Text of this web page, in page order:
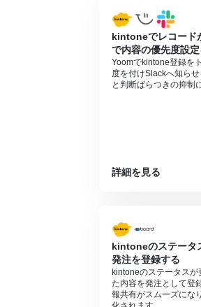
kintoneでレコード
で内容の優先度設
Yoomでkintone登録を
度を付けSlackへ知ら
と判断ばらつきの抑制
詳細を見る
kintoneのステータ
発注を登録する
kintoneのステータス
た内容を発注として登
報共有がスムーズにな